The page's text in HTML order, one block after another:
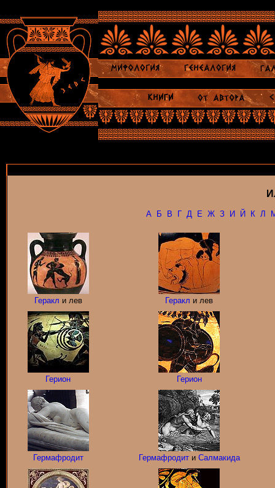
А Б В Г Д Е Ж З И Й К Л
Геракл и лев Геракл и лев
Герион Герион
Гермафродит Гермафродити Салмакида